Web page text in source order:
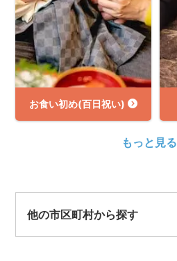
お食い初め(百日祝い)
もっと見る
他の市区町村から探す